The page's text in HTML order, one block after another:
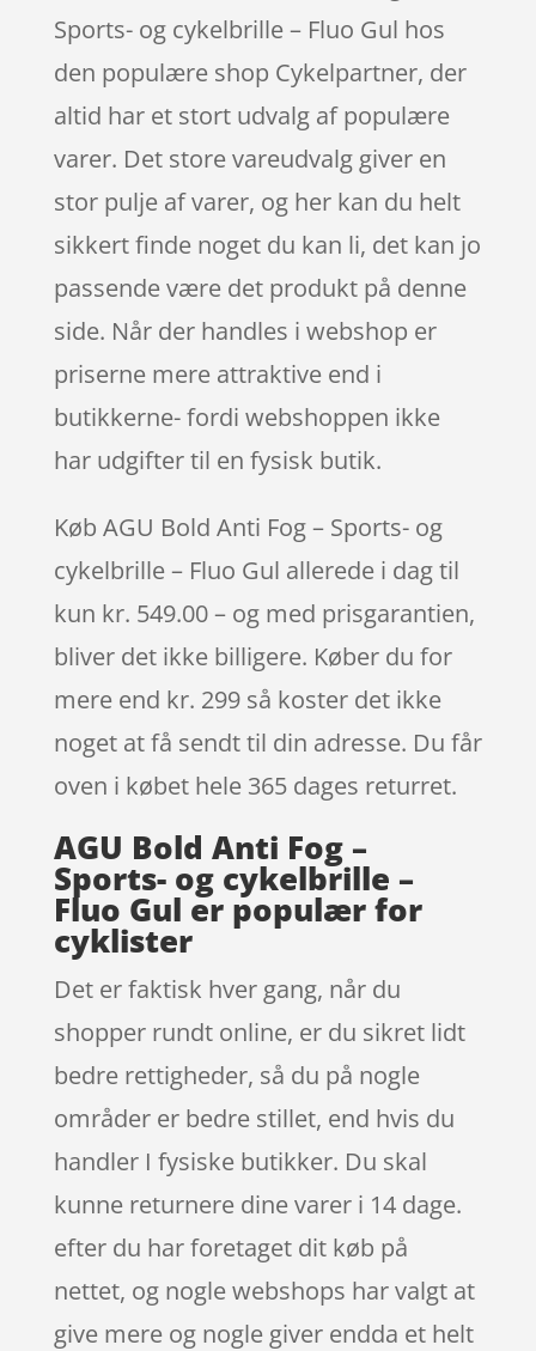
Sports- og cykelbrille – Fluo Gul hos
den populære shop Cykelpartner, der
altid har et stort udvalg af populære
varer. Det store vareudvalg giver en
stor pulje af varer, og her kan du helt
sikkert finde noget du kan li, det kan jo
passende være det produkt på denne
side. Når der handles i webshop er
priserne mere attraktive end i
butikkerne- fordi webshoppen ikke
har udgifter til en fysisk butik.
Køb AGU Bold Anti Fog – Sports- og
cykelbrille – Fluo Gul allerede i dag til
kun kr. 549.00 – og med prisgarantien,
bliver det ikke billigere. Køber du for
mere end kr. 299 så koster det ikke
noget at få sendt til din adresse. Du får
oven i købet hele 365 dages returret.
AGU Bold Anti Fog –
Sports- og cykelbrille –
Fluo Gul er populær for
cyklister
Det er faktisk hver gang, når du
shopper rundt online, er du sikret lidt
bedre rettigheder, så du på nogle
områder er bedre stillet, end hvis du
handler I fysiske butikker. Du skal
kunne returnere dine varer i 14 dage.
efter du har foretaget dit køb på
nettet, og nogle webshops har valgt at
give mere og nogle giver endda et helt